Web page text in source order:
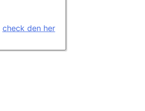
check den her